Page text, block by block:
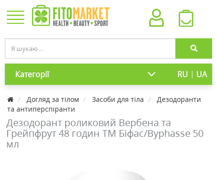
Категорії RU | UA
Догляд за тілом Засоби для тіла
Дезодоранти
та антиперспіранти
Дезодорант роликовий Вербена та
Грейпфрут 48 годин ТМ Біфас/Byphasse 50
мл